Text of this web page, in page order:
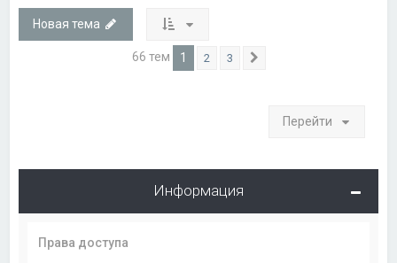
Новая тема
66 тем 1 2 3
Перейти
Информация
Права доступа